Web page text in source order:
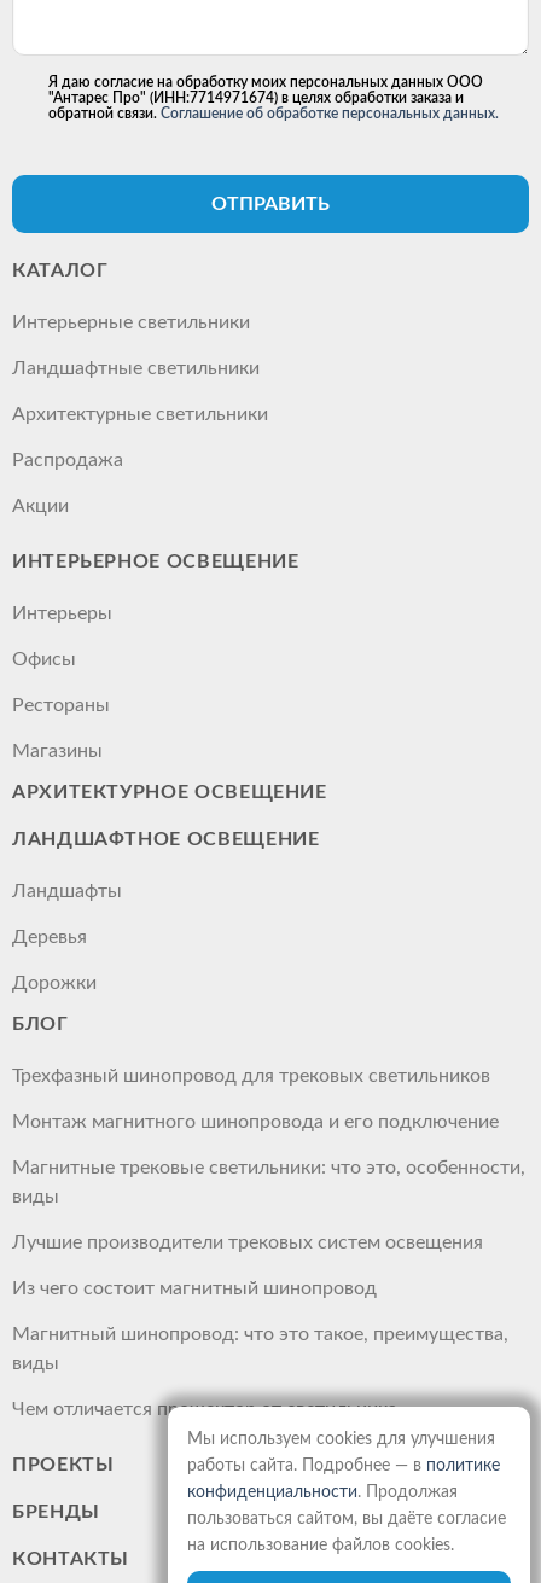
Я даю согласие на обработку моих персональных данных ООО
"Антарес Про" (ИНН:7714971674) в целях обработки заказа и
обратной связи. Соглашение об обработке персональных данных.
ОТПРАВИТЬ
КАТАЛОГ
Интерьерные светильники
Ландшафтные светильники
Архитектурные светильники
Распродажа
Акции
ИНТЕРЬЕРНОЕ ОСВЕЩЕНИЕ
Интерьеры
Офисы
Рестораны
Магазины
АРХИТЕКТУРНОЕ ОСВЕЩЕНИЕ
ЛАНДШАФТНОЕ ОСВЕЩЕНИЕ
Ландшафты
Деревья
Дорожки
БЛОГ
Трехфазный шинопровод для трековых светильников
Монтаж магнитного шинопровода и его подключение
Магнитные трековые светильники: что это, особенности,
виды
Лучшие производители трековых систем освещения
Из чего состоит магнитный шинопровод
Магнитный шинопровод: что это такое, преимущества,
виды
Чем отличается прожектор от светильника
ПРОЕКТЫ
БРЕНДЫ
КОНТАКТЫ
Мы используем cookies для улучшения
работы сайта. Подробнее — в политике
конфиденциальности. Продолжая
пользоваться сайтом, вы даёте согласие
на использование файлов cookies.